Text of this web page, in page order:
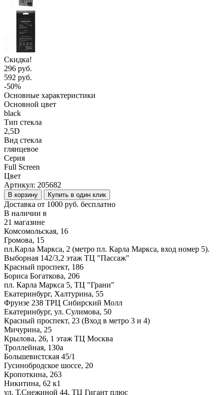
Скидка!
296 руб.
592 руб.
-50%
Основные характеристики
Основной цвет
black
Тип стекла
2,5D
Вид стекла
глянцевое
Серия
Full Screen
Цвет
Артикул: 205682
В корзину Купить в один клик
Доставка от 1000 руб. бесплатно
В наличии в
21 магазине
Комсомольская, 16
Громова, 15
пл.Карла Маркса, 2 (метро пл. Карла Маркса, вход номер 5).
Выборная 142/3,2 этаж ТЦ "Пассаж"
Красный проспект, 186
Бориса Богаткова, 206
пл. Карла Маркса 5, ТЦ "Грани"
Екатеринбург, Халтурина, 55
Фрунзе 238 ТРЦ Сибирский Молл
Екатеринбург, ул. Сулимова, 50
Красный проспект, 23 (Вход в метро 3 и 4)
Мичурина, 25
Крылова, 26, 1 этаж ТЦ Москва
Троллейная, 130а
Большевистская 45/1
Гусинобродское шоссе, 20
Кропоткина, 263
Никитина, 62 к1
ул. Т.Снежиной 44, ТЦ Гигант плюс